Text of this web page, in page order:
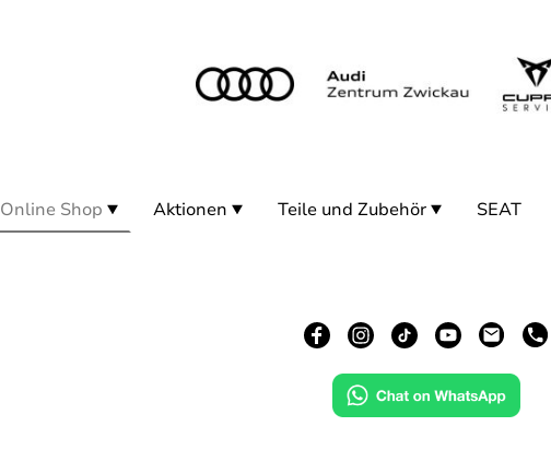
Online Shop Aktionen Teile und Zubehör SEAT